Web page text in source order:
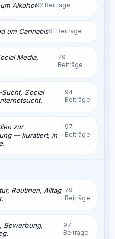
Alkohol92 Beiträge
um Cannabis81 Beiträge
Media,
79
Beiträge
Sucht, Social
94
Beiträge
zur
— kuratiert, in
97
Beiträge
Routinen, Alltag 79
Beiträge
Bewerbung,
97
Beiträge